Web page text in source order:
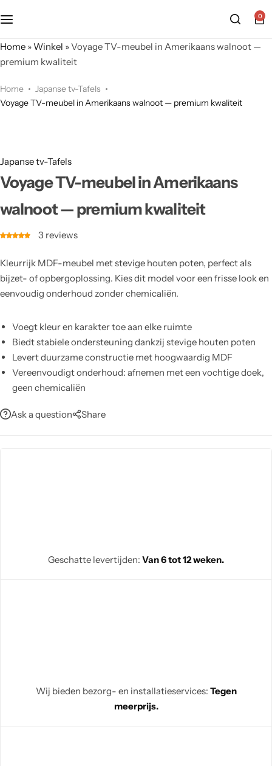
0
Home »Winkel »Voyage TV-meubel in Amerikaans walnoot —
premium kwaliteit
Home
Japanse tv-Tafels
Voyage TV-meubel in Amerikaans walnoot — premium kwaliteit
Japanse tv-Tafels
Voyage TV-meubel in Amerikaans
walnoot — premium kwaliteit
3 reviews
Kleurrijk MDF-meubel met stevige houten poten, perfect als
bijzet- of opbergoplossing. Kies dit model voor een frisse look en
eenvoudig onderhoud zonder chemicaliën.
Voegt kleur en karakter toe aan elke ruimte
Biedt stabiele ondersteuning dankzij stevige houten poten
Levert duurzame constructie met hoogwaardig MDF
Vereenvoudigt onderhoud: afnemen met een vochtige doek,
geen chemicaliën
Breidt functionaliteit uit met optionele bijzettafel (niet
Ask a question Share
Geschatte levertijden: Van 6 tot 12 weken.
Wij bieden bezorg- en installatieservices: Tegen
meerprijs.